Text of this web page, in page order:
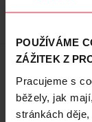
POUŽÍVÁME
ZÁŽITEK Z
Pracujeme s
běžely, jak
stránkách
Oblíbené